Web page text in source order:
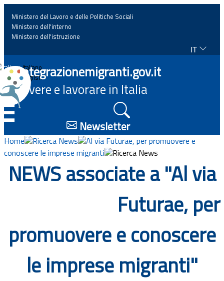
Home
News
Approfondimenti
Eventi
Normativa
Documenti
Bandi
Ministero del Lavoro e delle Politiche Sociali
Ministero dell'interno
Ministero dell'istruzione
IT
Italiano
English
Integrazionemigranti.gov.it
Vivere e lavorare in Italia
Newsletter
Home Ricerca News
Al via Futurae, per promuovere e
conoscere le imprese migranti
Ricerca News
NEWS associate a "Al via
Futurae, per
promuovere e conoscere
le imprese migranti"